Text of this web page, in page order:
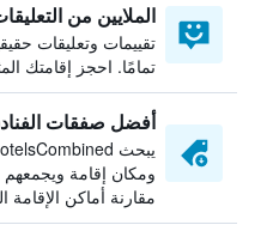
الملايين من
تقييمات وتعليقات
تمامًا. احجز إقامتك
أفضل صفقات
ومكان إقامة
مقارنة أماكن الإقامة